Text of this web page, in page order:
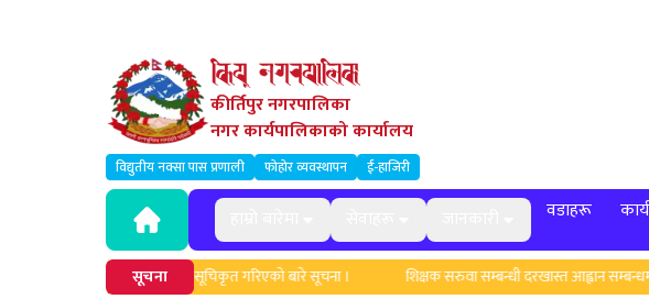
कीर्तिपुर नगरपालिका
नगर कार्यपालिकाको कार्यालय
विद्युतीय नक्सा पास प्रणाली फोहोर व्यवस्थापन ई-हाजिरी
वडाहरू
सूचना
नामावली अद्यावधिक एवं सूचिकृत गरिएको बारे सूचना । शिक्षक सरुवा सम्बन्धी दरखास्त आह्वान सम्बन्धमा।